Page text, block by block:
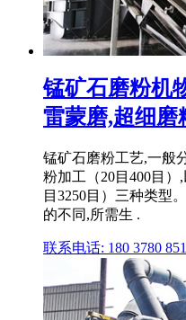
锰矿石磨粉机
雷蒙磨,超细磨
锰矿石磨粉工艺,一般
粉加工（20目400目
目3250目）三种类型
的不同,所需生 .
联系电话: 180 3780